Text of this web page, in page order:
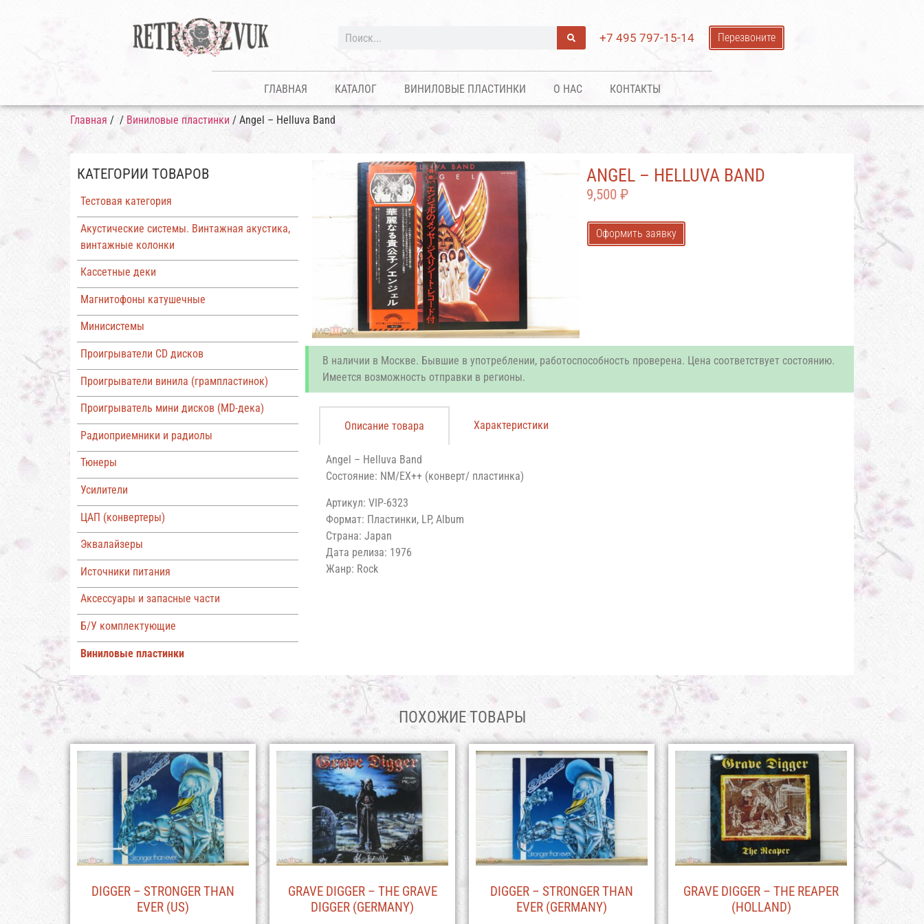
+7 495 797-15-14 Перезвоните
ГЛАВНАЯ КАТАЛОГ ВИНИЛОВЫЕ ПЛАСТИНКИ О НАС КОНТАКТЫ
Главная / / Виниловые пластинки / Angel ‎– Helluva Band
КАТЕГОРИИ ТОВАРОВ
Тестовая категория
Акустические системы. Винтажная акустика,
винтажные колонки
Кассетные деки
Магнитофоны катушечные
Минисистемы
Проигрыватели CD дисков
Проигрыватели винила (грампластинок)
Проигрыватель мини дисков (MD-дека)
Радиоприемники и радиолы
Тюнеры
Усилители
ЦАП (конвертеры)
Эквалайзеры
Источники питания
Аксессуары и запасные части
Б/У комплектующие
Виниловые пластинки
ANGEL ‎– HELLUVA BAND
9,500 ₽
Оформить заявку
В наличии в Москве. Бывшие в употреблении, работоспособность проверена. Цена соответствует состоянию.
Имеется возможность отправки в регионы.
Описание товара Характеристики
Angel ‎– Helluva Band
Состояние: NM/EX++ (конверт/ пластинка)
Артикул: VIP-6323
Формат: Пластинки, LP, Album
Страна: Japan
Дата релиза: 1976
Жанр: Rock
ПОХОЖИЕ ТОВАРЫ
DIGGER – STRONGER THAN
EVER (US)
GRAVE DIGGER – THE GRAVE
DIGGER (GERMANY)
DIGGER – STRONGER THAN
EVER (GERMANY)
GRAVE DIGGER – THE REAPER
(HOLLAND)